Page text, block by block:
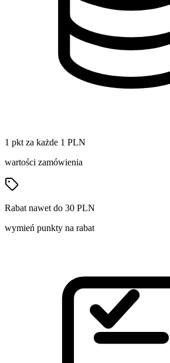
1 pkt za każde 1 PLN
wartości zamówienia
Rabat nawet do 30 PLN
wymień punkty na rabat